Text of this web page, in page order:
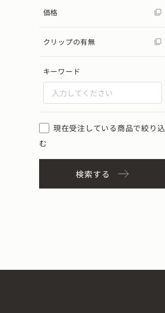
価格
クリップの有無
キーワード
現在受注している商品で絞り込
む
検索する